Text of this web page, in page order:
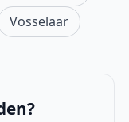
Vosselaar